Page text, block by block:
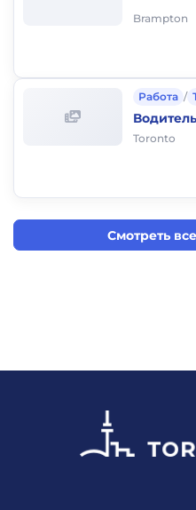
Brampton
Работа /
Toronto
Смотреть